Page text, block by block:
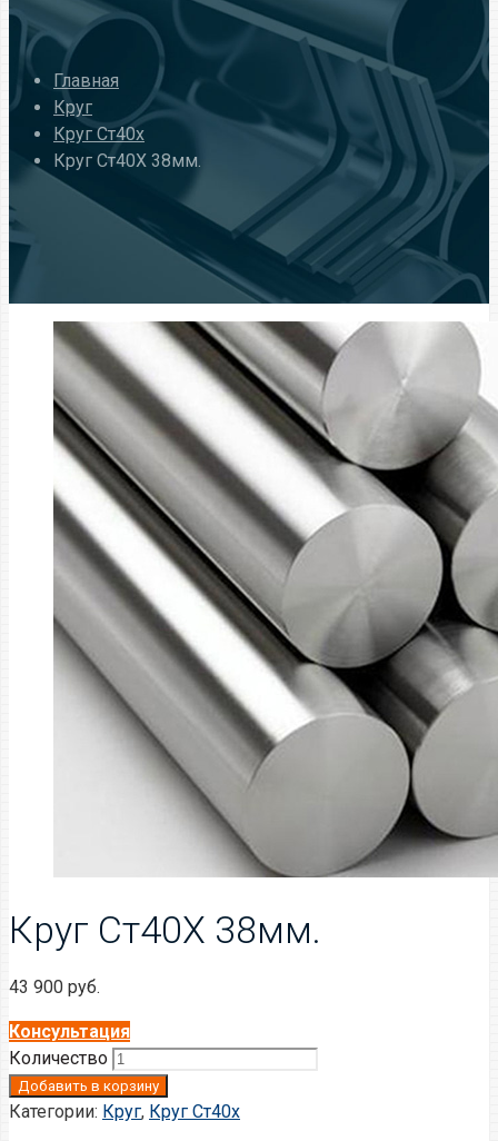
Главная
Круг
Круг Ст40х
Круг Ст40Х 38мм.
Круг Ст40Х 38мм.
43 900 руб.
Консультация
Количество
Добавить в корзину
Категории: Круг, Круг Ст40х